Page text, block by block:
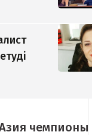
чемпионы